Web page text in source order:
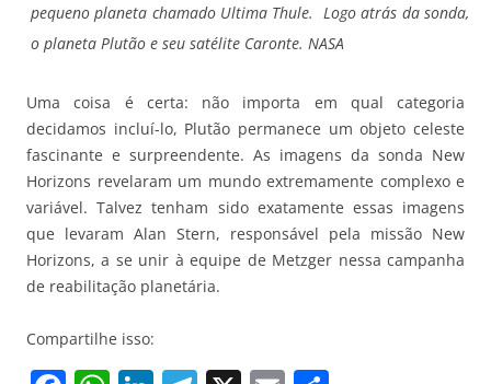
pequeno planeta chamado Ultima Thule. Logo atrás da sonda,
o planeta Plutão e seu satélite Caronte. NASA
Uma coisa é certa: não importa em qual categoria
decidamos incluí-lo, Plutão permanece um objeto celeste
fascinante e surpreendente. As imagens da sonda New
Horizons revelaram um mundo extremamente complexo e
variável. Talvez tenham sido exatamente essas imagens
que levaram Alan Stern, responsável pela missão New
Horizons, a se unir à equipe de Metzger nessa campanha
de reabilitação planetária.
Compartilhe isso: